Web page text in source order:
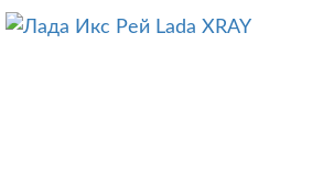
Lada XRAY